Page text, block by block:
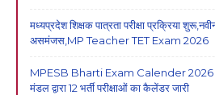
मध्यप्रदेश शिक्षक पात्रता परीक्षा प्रक्रिया
असमंजस,MP Teacher TET Exam 2026
MPESB Bharti Exam Calender 2026
मंडल द्वारा 12 भर्ती परीक्षाओं का कैलेंडर जारी